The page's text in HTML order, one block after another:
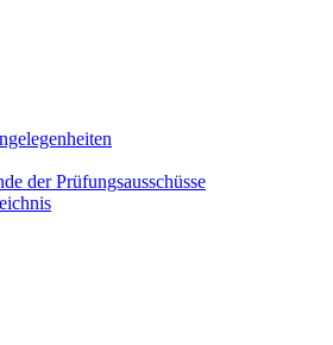
der Prüfungsausschüsse